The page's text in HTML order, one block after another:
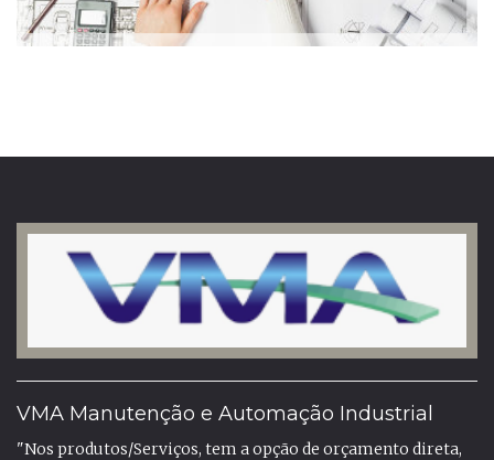
VMA Manutenção e Automação Industrial
"Nos produtos/Serviços, tem a opção de orçamento direta,